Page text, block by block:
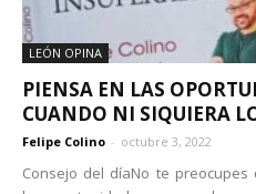
LEÓN OPINA
PIENSA EN LAS
CUANDO NI SIQUIERA
Felipe Colino - octubre 3, 2022
Consejo del díaNo te